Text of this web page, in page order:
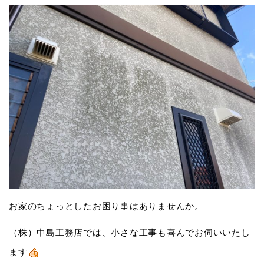
お家のちょっとしたお困り事はありませんか。
（株）中島工務店では、小さな工事も喜んでお伺いいたし
ます